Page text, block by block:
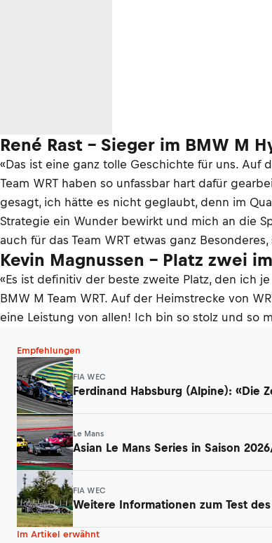
René Rast – Sieger im BMW M
«Das ist eine ganz tolle Geschichte für uns. Auf
Team WRT haben so unfassbar hart dafür
gesagt, ich hätte es nicht geglaubt, denn im
Strategie ein Wunder bewirkt und mich an die
auch für das Team WRT etwas ganz
Kevin Magnussen – Platz zwei
«Es ist definitiv der beste zweite Platz, den ich
BMW M Team WRT. Auf der Heimstrecke von
eine Leistung von allen! Ich bin so stolz und so
Empfehlungen
FIA WEC
Ferdinand Habsburg (Alpine): «Die
Le Mans
Asian Le Mans Series in Saison
FIA WEC
Weitere Informationen zum Test
Im Artikel erwähnt